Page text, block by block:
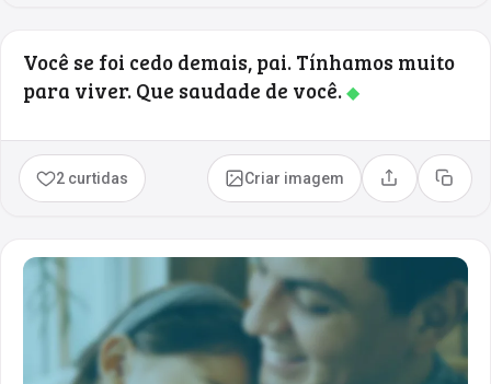
Você se foi cedo demais, pai. Tínhamos muito
para viver. Que saudade de você.◆
2 curtidas Criar imagem Compartilhar
Copiar